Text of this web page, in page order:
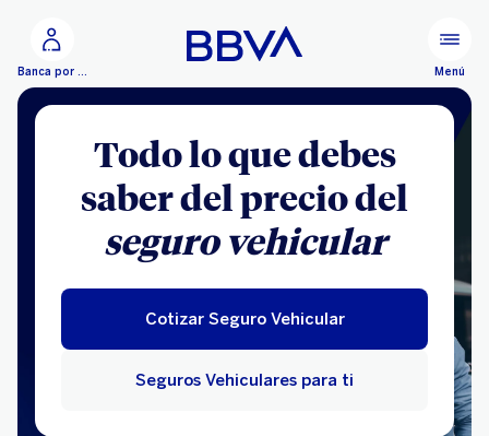
Banca por Internet Menú
Todo lo que debes
saber del precio del
seguro vehicular
Cotizar Seguro Vehicular
Seguros Vehiculares para ti